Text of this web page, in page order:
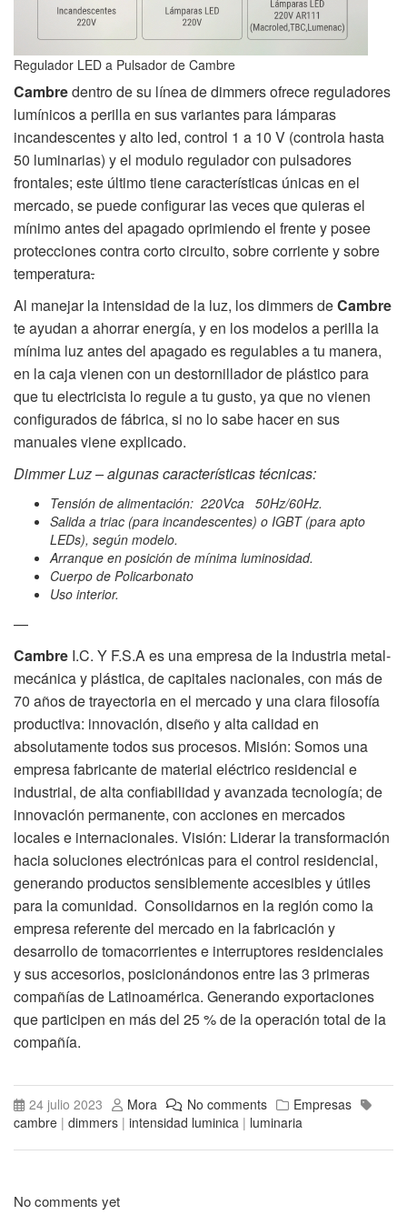
Regulador LED a Pulsador de Cambre
Cambredentro de su línea de dimmers ofrece reguladores
lumínicos a perilla en sus variantes para lámparas
incandescentes y alto led, control 1 a 10 V (controla hasta
50 luminarias) y el modulo regulador con pulsadores
frontales; este último tiene características únicas en el
mercado, se puede configurar las veces que quieras el
mínimo antes del apagado oprimiendo el frente y posee
protecciones contra corto circuito, sobre corriente y sobre
temperatura.
Al manejar la intensidad de la luz, los dimmers deCambre
te ayudan a ahorrar energía, y en los modelos a perilla la
mínima luz antes del apagado es regulables a tu manera,
en la caja vienen con un destornillador de plástico para
que tu electricista lo regule a tu gusto, ya que no vienen
configurados de fábrica, si no lo sabe hacer en sus
manuales viene explicado.
Dimmer Luz – algunas características técnicas:
Tensión de alimentación: 220Vca 50Hz/60Hz.
Salida a triac (para incandescentes) o IGBT (para apto
LEDs), según modelo.
Arranque en posición de mínima luminosidad.
Cuerpo de Policarbonato
Uso interior.
—
Cambre I.C. Y F.S.A es una empresa de la industria metal-
mecánica y plástica, de capitales nacionales, con más de
70 años de trayectoria en el mercado y una clara filosofía
productiva: innovación, diseño y alta calidad en
absolutamente todos sus procesos. Misión: Somos una
empresa fabricante de material eléctrico residencial e
industrial, de alta confiabilidad y avanzada tecnología; de
innovación permanente, con acciones en mercados
locales e internacionales. Visión: Liderar la transformación
hacia soluciones electrónicas para el control residencial,
generando productos sensiblemente accesibles y útiles
para la comunidad. Consolidarnos en la región como la
empresa referente del mercado en la fabricación y
desarrollo de tomacorrientes e interruptores residenciales
y sus accesorios, posicionándonos entre las 3 primeras
compañías de Latinoamérica. Generando exportaciones
que participen en más del 25 % de la operación total de la
compañía.
24 julio 2023 Mora No comments
Empresas
cambre | dimmers | intensidad luminica | luminaria
No comments yet